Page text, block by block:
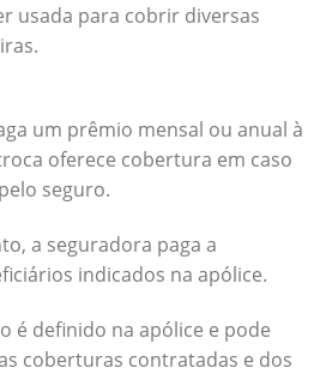
usada para cobrir diversas
um prêmio mensal ou anual à
oferece cobertura em caso
seguro.
a seguradora paga a
indicados na apólice.
é definido na apólice e pode
coberturas contratadas e dos